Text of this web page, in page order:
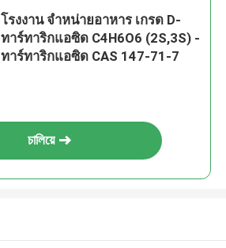
โรงงาน จําหน่ายอาหาร เกรด D-
ทาร์ทาริกแอซิด C4H6O6 (2S,3S) -
ทาร์ทาริกแอซิด CAS 147-71-7
চালিয়ে